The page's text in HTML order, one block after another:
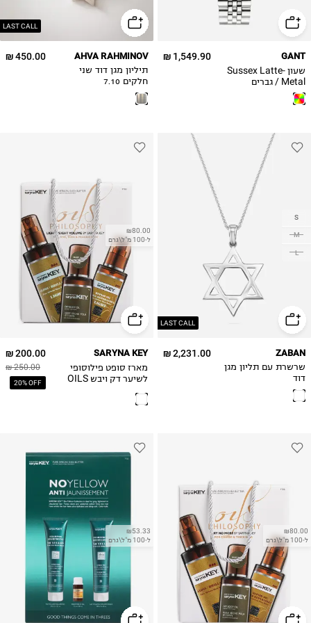
1,549.90 ₪ GANT
שעון Sussex Latte-
Metal / גברים
G136007
LAST CALL
450.00 ₪ AHVA RAHMINOV
תיליון מגן דוד שני
חלקים 7.10
LAST CALL
S
M
L
2,231.00 ₪ ZABAN
שרשרת עם תליון מגן
דוד
₪80.00
ל-100 מ"ל\גרם
200.00 ₪
250.00 ₪
20% OFF
SARYNA KEY
מארז סופט פילוסופי
לשיער דק ויבש OILS
₪80.00
ל-100 מ"ל\גרם
₪53.33
ל-100 מ"ל\גרם